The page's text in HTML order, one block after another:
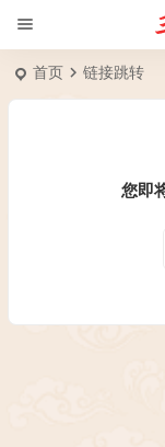
首页 链接跳转
您即